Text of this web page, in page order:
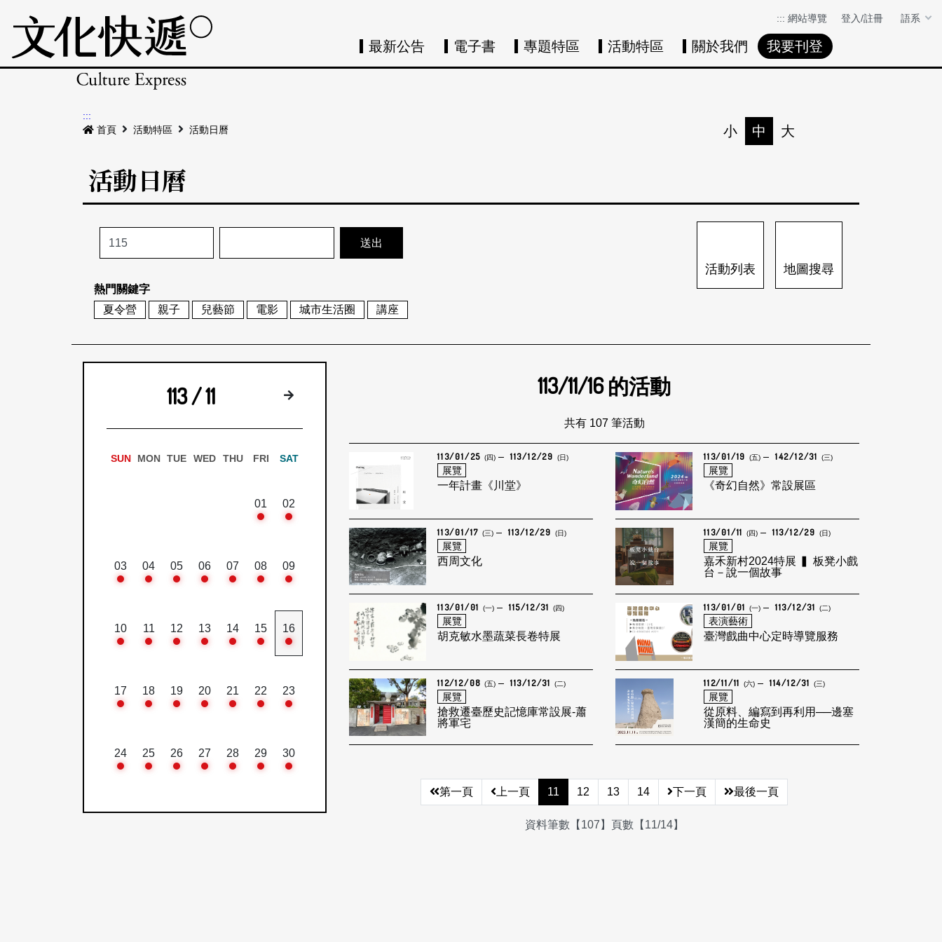
::: 網站導覽 登入/註冊 語系
最新公告 電子書 專題特區 活動特區 關於我們 我要刊登
:::
首頁
活動特區 活動日曆 小 中 大
活動日曆
熱門關鍵字
夏令營
親子 兒藝節 電影 城市生活圈 講座
活動列表 地圖搜尋
113 / 11 下個月
SUN MON TUE WED THU FRI SAT
01 02
03 04 05 06 07 08 09
10 11 12 13 14 15 16
17 18 19 20 21 22 23
24 25 26 27 28 29 30
113/11/16的活動
共有 107 筆活動
113/01/25 (四) 113/12/29 (日)
展覽
一年計畫《川堂》
113/01/19 (五) 142/12/31 (三)
展覽
《奇幻自然》常設展區
113/01/17 (三) 113/12/29 (日)
展覽
西周文化
113/01/11 (四) 113/12/29 (日)
展覽
嘉禾新村2024特展 ▍ 板凳小戲
台－說一個故事
113/01/01 (一) 115/12/31 (四)
展覽
胡克敏水墨蔬菜長卷特展
113/01/01 (一) 113/12/31 (二)
表演藝術
臺灣戲曲中心定時導覽服務
112/12/08 (五) 113/12/31 (二)
展覽
搶救遷臺歷史記憶庫常設展-蕭
將軍宅
112/11/11 (六) 114/12/31 (三)
展覽
從原料、編寫到再利用──邊塞
漢簡的生命史
第一頁 上一頁 11 12 13 14 下一頁 最後一頁
資料筆數【107】頁數【11/14】